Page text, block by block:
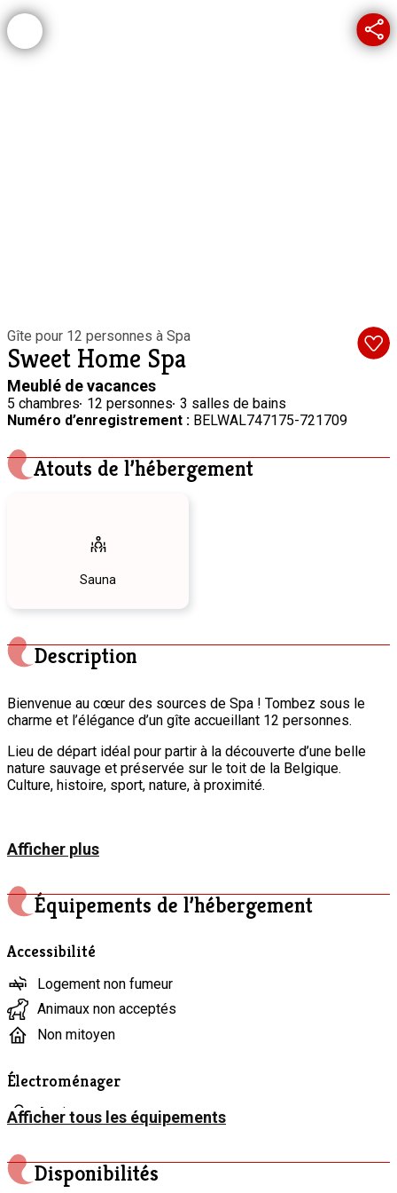
Gîte pour 12 personnes à Spa
Sweet Home Spa
Meublé de vacances
5 chambres 12 personnes 3 salles de bains
Numéro d’enregistrement : BELWAL747175-721709
Atouts de l’hébergement
Sauna
Description
Bienvenue au cœur des sources de Spa ! Tombez sous le
charme et l’élégance d’un gîte accueillant 12 personnes.
Lieu de départ idéal pour partir à la découverte d’une belle
nature sauvage et préservée sur le toit de la Belgique.
Culture, histoire, sport, nature, à proximité.
Afficher plus
Équipements de l’hébergement
Accessibilité
Logement non fumeur
Animaux non acceptés
Non mitoyen
Électroménager
Aspirateur
Cafetière
Congélateur
Afficher tous les équipements
Disponibilités